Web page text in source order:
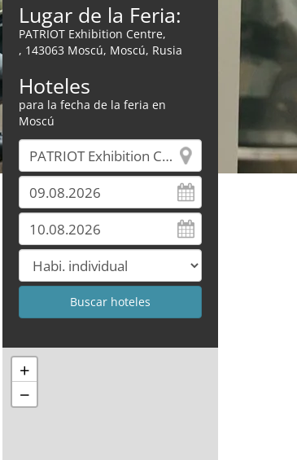
Lugar de la Feria:
PATRIOT Exhibition Centre,
, 143063 Moscú, Moscú, Rusia
Hoteles
para la fecha de la feria en
Moscú
+
−